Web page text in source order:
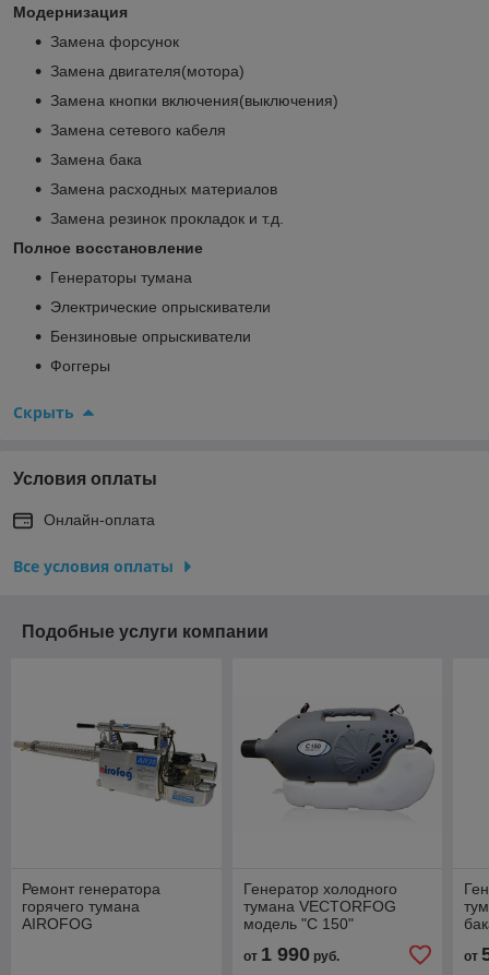
Модернизация
Замена форсунок
Замена двигателя(мотора)
Замена кнопки включения(выключения)
Замена сетевого кабеля
Замена бака
Замена расходных материалов
Замена резинок прокладок и т.д.
Полное восстановление
Генераторы тумана
Электрические опрыскиватели
Бензиновые опрыскиватели
Фоггеры
Скрыть
Условия оплаты
Онлайн-оплата
Все условия оплаты
Подобные услуги компании
Ремонт генератора
горячего тумана
AIROFOG
Генератор холодного
тумана VECTORFOG
модель "С 150"
от 1 990руб. от